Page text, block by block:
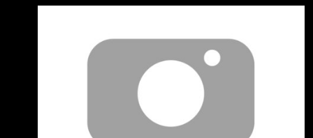
https://i.meee.com.tw/jP94CUN.png 有80分嗎?